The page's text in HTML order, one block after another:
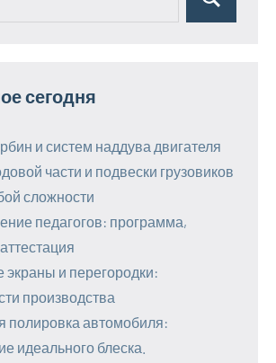
Поиск
сегодня
и систем наддува двигателя
части и подвески грузовиков
сложности
педагогов: программа,
и перегородки:
производства
полировка автомобиля:
идеального блеска.